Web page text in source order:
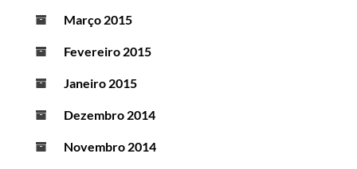
Março 2015
Fevereiro 2015
Janeiro 2015
Dezembro 2014
Novembro 2014